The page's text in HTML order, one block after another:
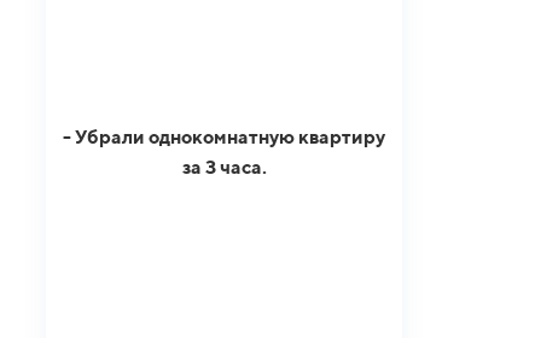
- Убрали однокомнатную квартиру
за 3 часа.